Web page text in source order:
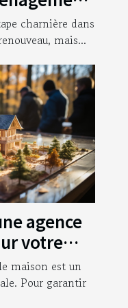
charnière dans
mais...
agence
votre
maison est un
Pour garantir